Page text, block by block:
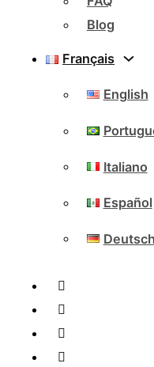
Blog
Français
English
Italiano
Español